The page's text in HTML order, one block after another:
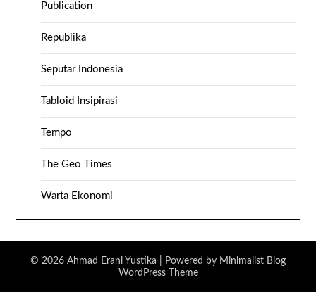
Publication
Republika
Seputar Indonesia
Tabloid Insipirasi
Tempo
The Geo Times
Warta Ekonomi
© 2026 Ahmad Erani Yustika | Powered by Minimalist Blog
WordPress Theme